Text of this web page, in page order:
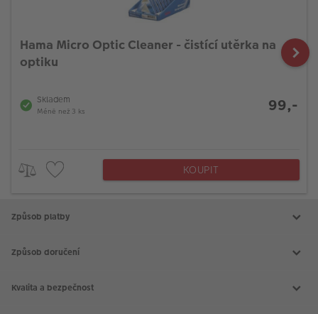
Hama Micro Optic Cleaner - čistící utěrka na
optiku
Skladem
Méně než 3 ks 99,-
KOUPIT
Způsob platby
Způsob doručení
Kvalita a bezpečnost